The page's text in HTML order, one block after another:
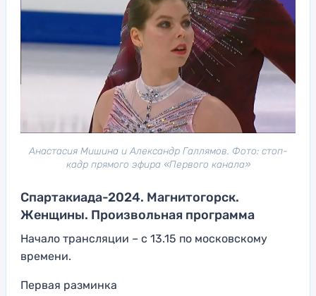
Анастасия Мишина и Александр Галлямов. Фото: стоп-
кадр прямого эфира «Первого канала»
Спартакиада-2024. Магнитогорск.
Женщины. Произвольная программа
Начало трансляции – с 13.15 по московскому
времени.
Первая разминка